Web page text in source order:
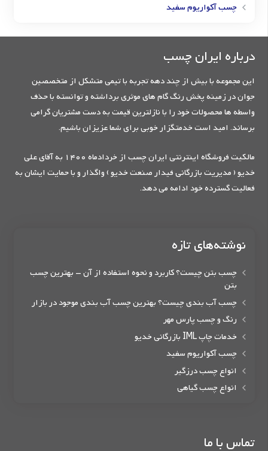
چسب آکواریوم سفید
درباره ایران چسب
این مجموعه با بیش از چند دهه تجربه با تیمی متشکل از متخصصین
جوان در زمینه پخش رنگ گام های موثری برداشته و توانسته با حذف
واسطه ها محصولات خود را با نازلترین قیمت به دست مشتریان گرامی
برساند. امید است خدمتگزار خوبی برای شما عزیزان باشیم.
مالکیت فروشگاه اینترنتی ایران چسب از خردادماه 1400 به آقای علی
خدیو ( مدیریت بازرگانی فیدار صنعت خدیو ) واگذار و با حمایت ایشان به
فعالیت گسترده خود ادامه می دهد.
نوشته‌های تازه
چسب بتن چیست؟ کاربرد و نحوه استفاده از آن – بهترین چسب
بتن
چسب آب بندی چیست؟ بهترین چسب آب بندی موجود در بازار
رنگ و چسب پارس مهر
خدمات چاپ IML بازرگانی خدیو
چسب آکواریوم سفید
انواع چسب درزگیر
انواع چسب گیاهی
تماس با ما